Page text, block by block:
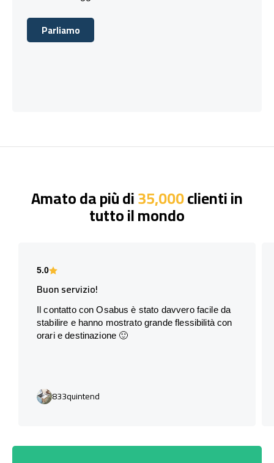
Parliamo
Parliamo
Amato da più di35,000clienti in
tutto il mondo
5.0
Buon servizio!
Il contatto con Osabus è stato davvero facile da
stabilire e hanno mostrato grande flessibilità con
orari e destinazione 🙂
833quintend